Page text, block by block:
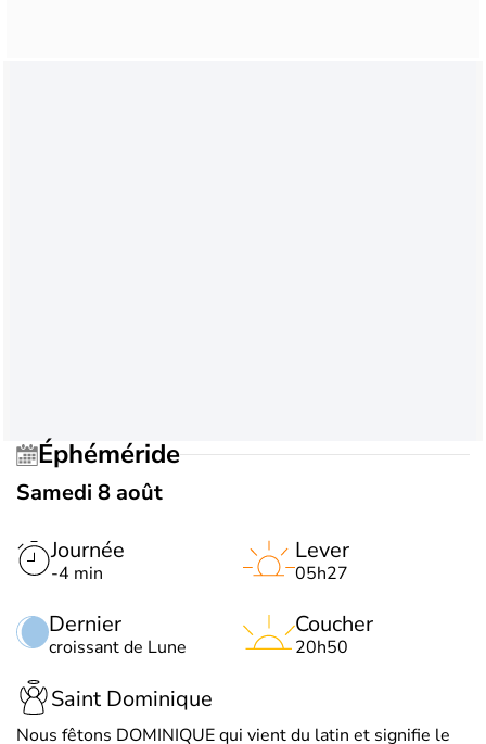
Éphéméride
Samedi 8 août
Journée
-4 min
Dernier
croissant de Lune
Lever
05h27
Coucher
20h50
Saint Dominique
Nous fêtons DOMINIQUE qui vient du latin et signifie le